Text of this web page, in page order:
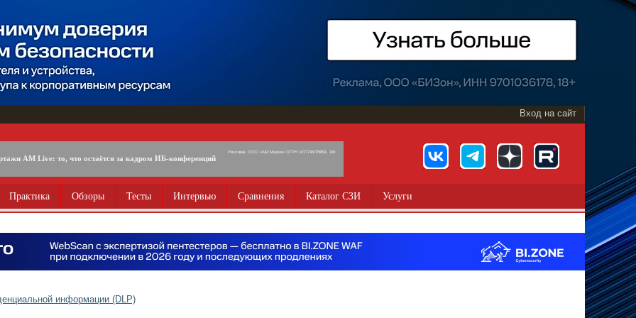
Вход на сайт
AM Live: то, что остаётся за кадром ИБ-конференций
Реклама. ООО «АМ Медиа» ОГРН 1077746725891, 18+
Практика Обзоры Тесты Интервью Сравнения Каталог СЗИ Услуги
информации (DLP)